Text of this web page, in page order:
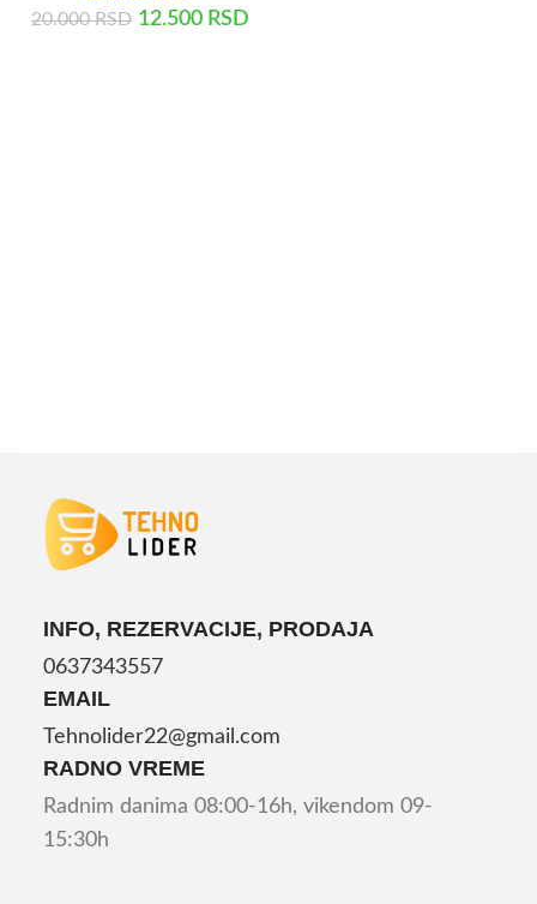
20.000RSD 12.500 RSD
INFO, REZERVACIJE, PRODAJA
0637343557
EMAIL
Tehnolider22@gmail.com
RADNO VREME
Radnim danima 08:00-16h, vikendom 09-
15:30h